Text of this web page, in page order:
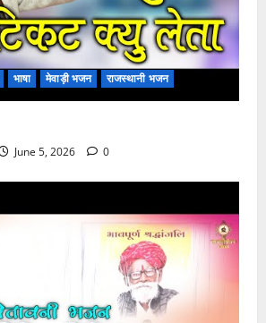
भाषा मेवाड़ी भजन राजस्थानी भजन
June 5, 2026 0